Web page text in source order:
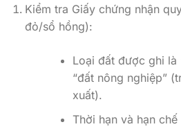
Kiểm tra Giấy chứng nhận
đỏ/sổ hồng):
Loại đất được ghi là
“đất nông nghiệp”
xuất).
Thời hạn và hạn